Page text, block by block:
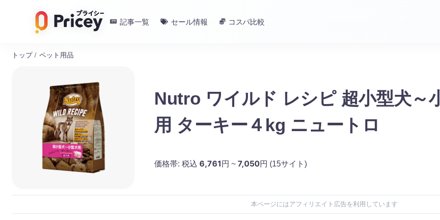
記事一覧 セール情報 コスパ比較
トップ / ペット用品
Nutro ワイルド レシピ 超小型犬～
用 ターキー４kg ニュートロ
価格帯: 税込 6,761 円 ~ 7,050円 (15サイト)
本ページにはアフィリエイト広告を利用しています